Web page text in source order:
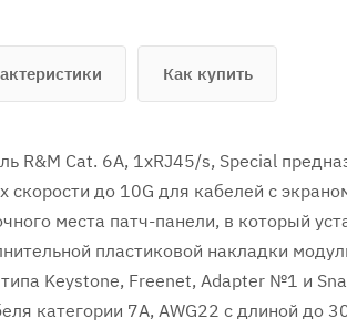
Как купить
R&M Cat. 6A, 1xRJ45/s, Special
до 10G для кабелей с
места патч-панели, в который
пластиковой накладки
Keystone, Freenet, Adapter №1 и
категории 7А, AWG22 с длиной до